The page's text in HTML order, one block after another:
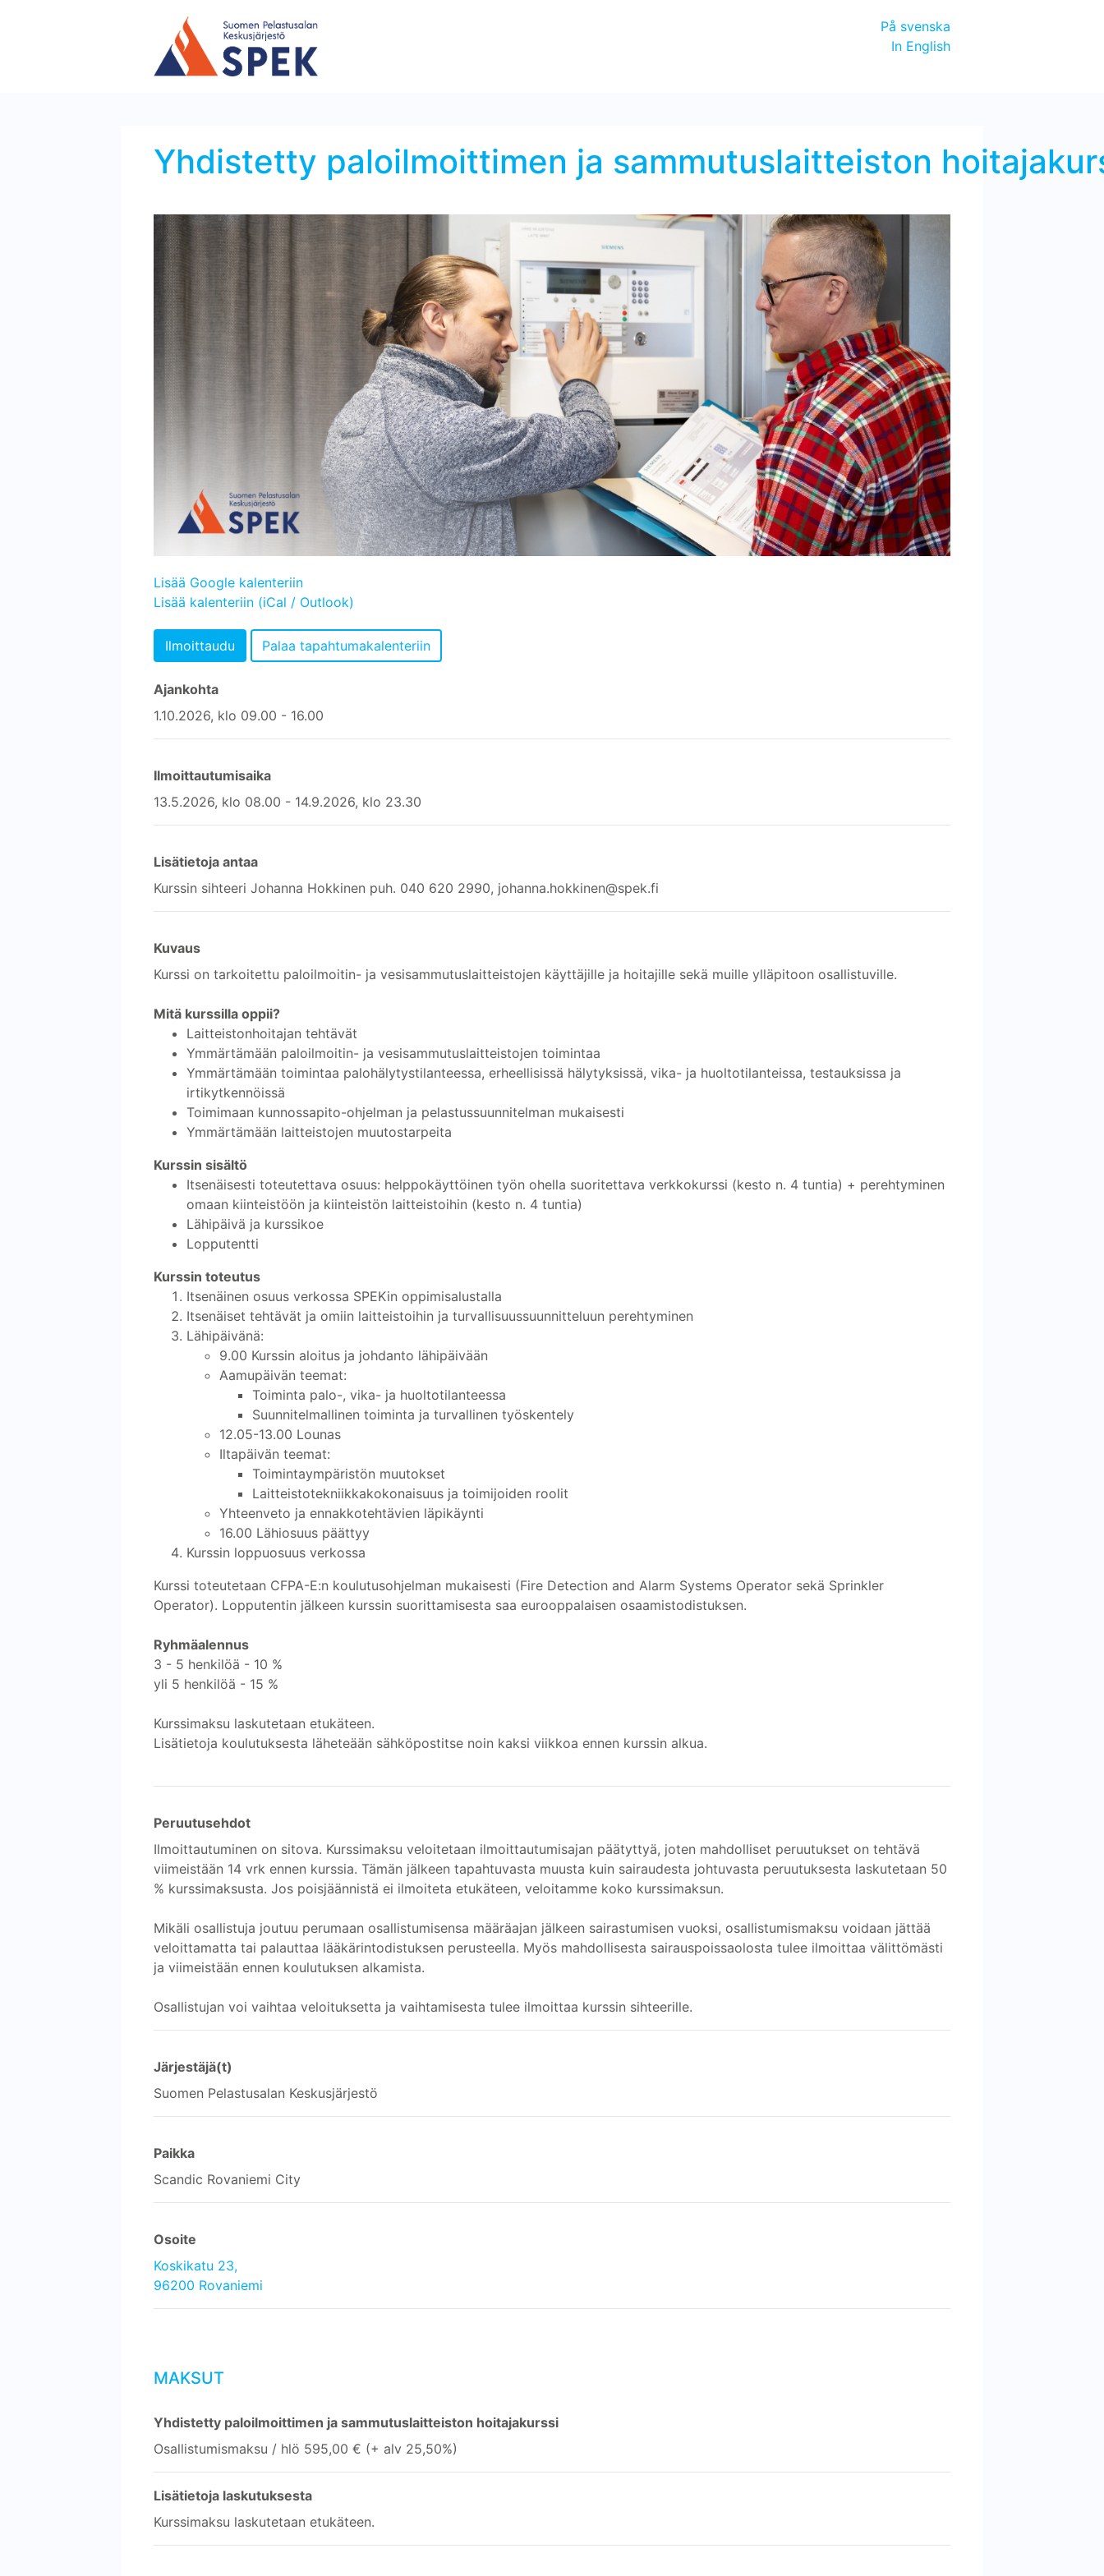
På svenska
In English
Yhdistetty paloilmoittimen ja sammutuslaitteiston
Lisää Google kalenteriin
Lisää kalenteriin (iCal / Outlook)
Ajankohta
1.10.2026, klo 09.00 - 16.00
Ilmoittautumisaika
13.5.2026, klo 08.00 - 14.9.2026, klo 23.30
Lisätietoja antaa
Kurssin sihteeri Johanna Hokkinen puh. 040 620 2990, johanna.hokkinen@spek.fi
Kuvaus
Kurssi on tarkoitettu paloilmoitin- ja vesisammutuslaitteistojen käyttäjille ja hoitajille sekä muille ylläpitoon osallistuville.
Mitä kurssilla oppii?
Laitteistonhoitajan tehtävät
Ymmärtämään paloilmoitin- ja vesisammutuslaitteistojen toimintaa
Ymmärtämään toimintaa palohälytystilanteessa, erheellisissä hälytyksissä, vika- ja huoltotilanteissa, testauksissa ja
irtikytkennöissä
Toimimaan kunnossapito-ohjelman ja pelastussuunnitelman mukaisesti
Ymmärtämään laitteistojen muutostarpeita
Kurssin sisältö
Itsenäisesti toteutettava osuus: helppokäyttöinen työn ohella suoritettava verkkokurssi (kesto n. 4 tuntia) + perehtyminen
omaan kiinteistöön ja kiinteistön laitteistoihin (kesto n. 4 tuntia)
Lähipäivä ja kurssikoe
Lopputentti
Kurssin toteutus
Itsenäinen osuus verkossa SPEKin oppimisalustalla
Itsenäiset tehtävät ja omiin laitteistoihin ja turvallisuussuunnitteluun perehtyminen
Lähipäivänä:
9.00 Kurssin aloitus ja johdanto lähipäivään
Aamupäivän teemat:
Toiminta palo-, vika- ja huoltotilanteessa
Suunnitelmallinen toiminta ja turvallinen työskentely
12.05-13.00 Lounas
Iltapäivän teemat:
Toimintaympäristön muutokset
Laitteistotekniikkakokonaisuus ja toimijoiden roolit
Yhteenveto ja ennakkotehtävien läpikäynti
16.00 Lähiosuus päättyy
Kurssin loppuosuus verkossa
Kurssi toteutetaan CFPA-E:n koulutusohjelman mukaisesti (Fire Detection and Alarm Systems Operator sekä Sprinkler
Operator). Lopputentin jälkeen kurssin suorittamisesta saa eurooppalaisen osaamistodistuksen.
Ryhmäalennus
3 - 5 henkilöä - 10 %
yli 5 henkilöä - 15 %
Kurssimaksu laskutetaan etukäteen.
Lisätietoja koulutuksesta läheteään sähköpostitse noin kaksi viikkoa ennen kurssin alkua.
Peruutusehdot
Ilmoittautuminen on sitova. Kurssimaksu veloitetaan ilmoittautumisajan päätyttyä, joten mahdolliset peruutukset on tehtävä
viimeistään 14 vrk ennen kurssia. Tämän jälkeen tapahtuvasta muusta kuin sairaudesta johtuvasta peruutuksesta laskutetaan 50
% kurssimaksusta. Jos poisjäännistä ei ilmoiteta etukäteen, veloitamme koko kurssimaksun.
Mikäli osallistuja joutuu perumaan osallistumisensa määräajan jälkeen sairastumisen vuoksi, osallistumismaksu voidaan jättää
veloittamatta tai palauttaa lääkärintodistuksen perusteella. Myös mahdollisesta sairauspoissaolosta tulee ilmoittaa välittömästi
ja viimeistään ennen koulutuksen alkamista.
Osallistujan voi vaihtaa veloituksetta ja vaihtamisesta tulee ilmoittaa kurssin sihteerille.
Järjestäjä(t)
Suomen Pelastusalan Keskusjärjestö
Paikka
Scandic Rovaniemi City
Osoite
Koskikatu 23,
96200 Rovaniemi
MAKSUT
Yhdistetty paloilmoittimen ja sammutuslaitteiston hoitajakurssi
Osallistumismaksu / hlö 595,00 € (+ alv 25,50%)
Lisätietoja laskutuksesta
Kurssimaksu laskutetaan etukäteen.